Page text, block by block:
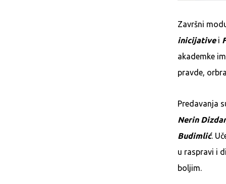
Završni
inicijativei
akademke
pravde,
Predavanja
Nerin
Budimlić.
u raspravi i
boljim.